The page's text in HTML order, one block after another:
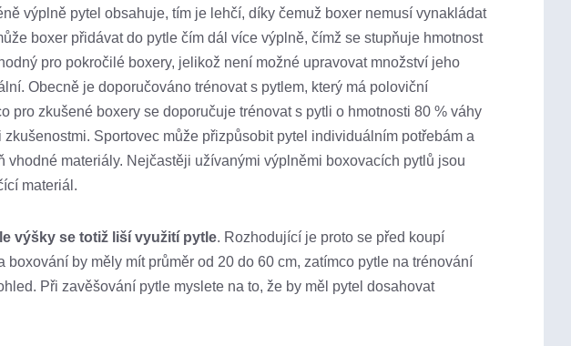
výplně pytel obsahuje, tím je lehčí, díky čemuž boxer nemusí vynakládat
boxer přidávat do pytle čím dál více výplně, čímž se stupňuje hmotnost
pro pokročilé boxery, jelikož není možné upravovat množství jeho
Obecně je doporučováno trénovat s pytlem, který má poloviční
pro zkušené boxery se doporučuje trénovat s pytli o hmotnosti 80 % váhy
Sportovec může přizpůsobit pytel individuálním potřebám a
materiály. Nejčastěji užívanými výplněmi boxovacích pytlů jsou
materiál.
výšky se totiž liší využití pytle. Rozhodující je proto se před koupí
by měly mít průměr od 20 do 60 cm, zatímco pytle na trénování
Při zavěšování pytle myslete na to, že by měl pytel dosahovat